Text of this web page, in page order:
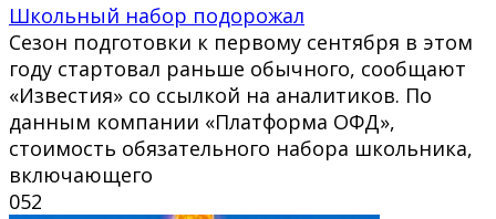
Школьный набор подорожал
Сезон подготовки к первому сентября в этом
году стартовал раньше обычного, сообщают
«Известия» со ссылкой на аналитиков. По
данным компании «Платформа ОФД»,
стоимость обязательного набора школьника,
включающего
052